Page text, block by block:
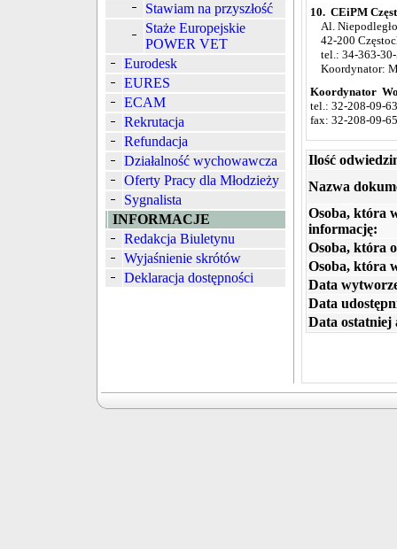
Stawiam na przyszłość
Staże Europejskie
POWER VET
Eurodesk
EURES
ECAM
Rekrutacja
Refundacja
Działalność wychowawcza
Oferty Pracy dla Młodzieży
Sygnalista
INFORMACJE
Redakcja Biuletynu
Wyjaśnienie skrótów
Deklaracja dostępności
10. CEiPM
Al.
42-200
tel.: 34-363-
Koordynator:
Koordynator
tel.: 32-208-09-
fax: 32-208-09-65
Ilość
Nazwa
Osoba, która
informację:
Osoba, która
Osoba, która
Data
Data
Data